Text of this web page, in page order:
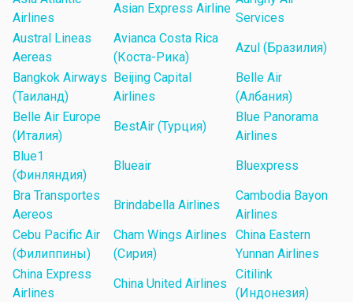
Airlines
Asian Express Airline
Services
Austral Lineas
Aereas
Avianca Costa Rica
(Коста-Рика)
Azul (Бразилия)
Bangkok Airways
(Таиланд)
Beijing Capital
Airlines
Belle Air
(Албания)
Belle Air Europe
(Италия)
BestAir (Турция)
Blue Panorama
Airlines
Blue1
(Финляндия)
Blueair
Bluexpress
Bra Transportes
Aereos
Brindabella Airlines
Cambodia Bayon
Airlines
Cebu Pacific Air
(Филиппины)
Cham Wings Airlines
(Сирия)
China Eastern
Yunnan Airlines
China Express
Airlines
China United Airlines
Citilink
(Индонезия)